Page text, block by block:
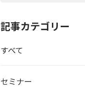
記事カテゴリー
すべて
セミナー